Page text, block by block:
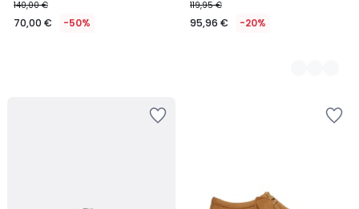
140,00 €
70,00 € -50%
119,95 €
95,96 € -20%